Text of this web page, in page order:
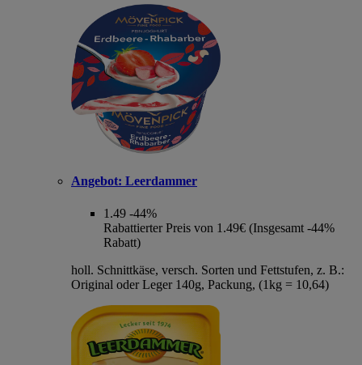
Angebot: Leerdammer
1.49 -44%
Rabattierter Preis von 1.49€ (Insgesamt -44%
Rabatt)
holl. Schnittkäse, versch. Sorten und Fettstufen, z. B.:
Original oder Leger 140g, Packung, (1kg = 10,64)